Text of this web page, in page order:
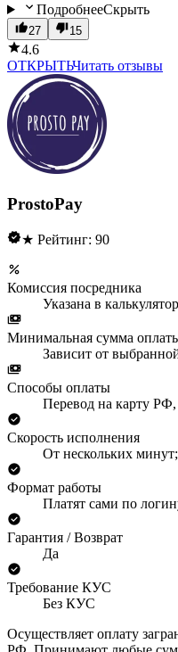
ПодробнееСкрыть
27 15
4.6
ОТКРЫТЬЧитать отзывы
ProstoPay
★ Рейтинг: 90
Комиссия посредника
Указана в
Минимальная сумма
Зависит от
Способы оплаты
Перевод на карту
Скорость исполнения
От нескольких
Формат работы
Платят сами по
Гарантия / Возврат
Да
Требование КУС
Без КУС
Осуществляет оплату